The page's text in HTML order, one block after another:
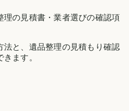
理の見積書・業者選びの確認項
法と、遺品整理の見積もり確認
ます。